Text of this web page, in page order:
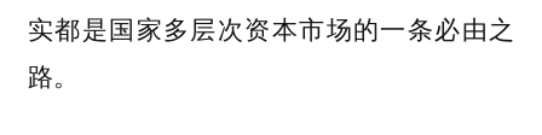
实都是国家多层次资本市场的一条必由之
路。